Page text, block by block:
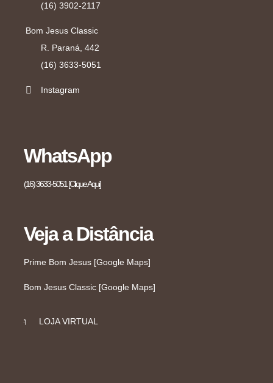
(16) 3902-2117
Bom Jesus Classic
R. Paraná, 442
(16) 3633-5051
Instagram
WhatsApp
(16) 3633-5051 [Clique Aqui]
Veja a Distância
Prime Bom Jesus [Google Maps]
Bom Jesus Classic [Google Maps]
LOJA VIRTUAL